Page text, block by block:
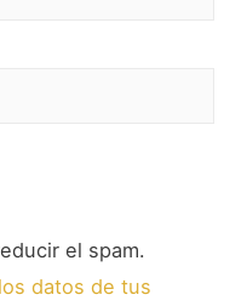
el spam.
datos de tus